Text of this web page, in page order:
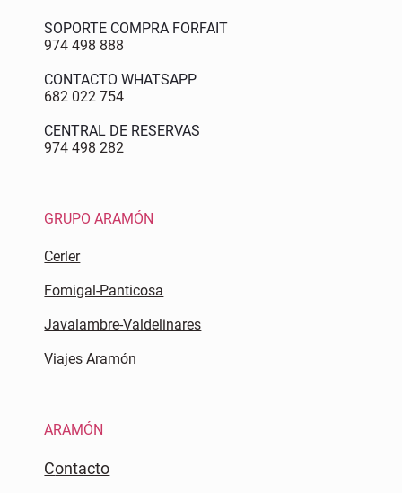
SOPORTE COMPRA FORFAIT
974 498 888
CONTACTO WHATSAPP
682 022 754
CENTRAL DE RESERVAS
974 498 282
GRUPO ARAMÓN
Cerler
Fomigal-Panticosa
Javalambre-Valdelinares
Viajes Aramón
ARAMÓN
Contacto